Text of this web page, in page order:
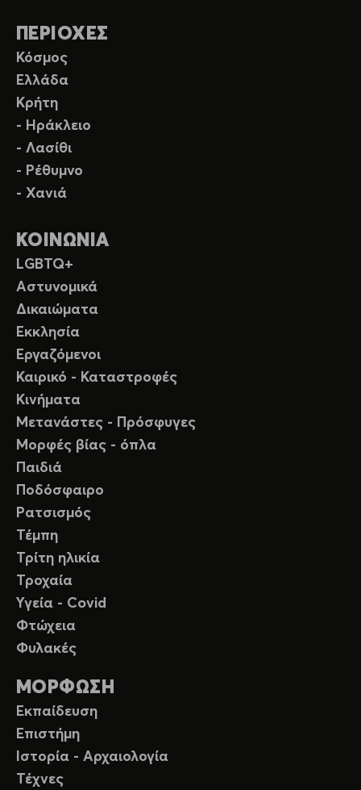
ΠΕΡΙΟΧΕΣ
Κόσμος
Ελλάδα
Κρήτη
- Ηράκλειο
- Λασίθι
- Ρέθυμνο
- Χανιά
ΚΟΙΝΩΝΙΑ
LGBTQ+
Αστυνομικά
Δικαιώματα
Εκκλησία
Εργαζόμενοι
Καιρικό - Καταστροφές
Κινήματα
Μετανάστες - Πρόσφυγες
Μορφές βίας - όπλα
Παιδιά
Ποδόσφαιρο
Ρατσισμός
Τέμπη
Τρίτη ηλικία
Τροχαία
Υγεία - Covid
Φτώχεια
Φυλακές
ΜΟΡΦΩΣΗ
Εκπαίδευση
Επιστήμη
Ιστορία - Αρχαιολογία
Τέχνες